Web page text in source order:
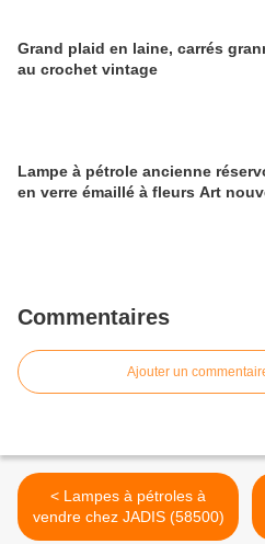
Grand plaid en laine, carrés granny
au crochet vintage
Lampe à pétrole ancienne
en verre émaillé à fleurs Art
Commentaires
Ajouter un
< Lampes à pétroles à
vendre chez JADIS (58500)